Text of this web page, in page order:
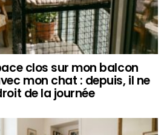
clos sur mon balcon
mon chat : depuis, il ne
de la journée